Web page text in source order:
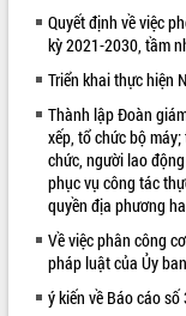
VIDEO
Loading the player...
Trailer Lễ hội Sầu riêng
2026
Khám bệnh, cấp phát thuốc
và tặng quà người dân xã
Hội nghị UBND tỉnh Đắk
tháng 7/2026
Quyết định về việc
kỳ 2021-2030, tầm
Triển khai thực hiện
Thành lập Đoàn
xếp, tổ chức bộ
chức, người lao
phục vụ công tác
quyền địa phương
Về việc phân công
pháp luật của Ủy
ý kiến về Báo cáo